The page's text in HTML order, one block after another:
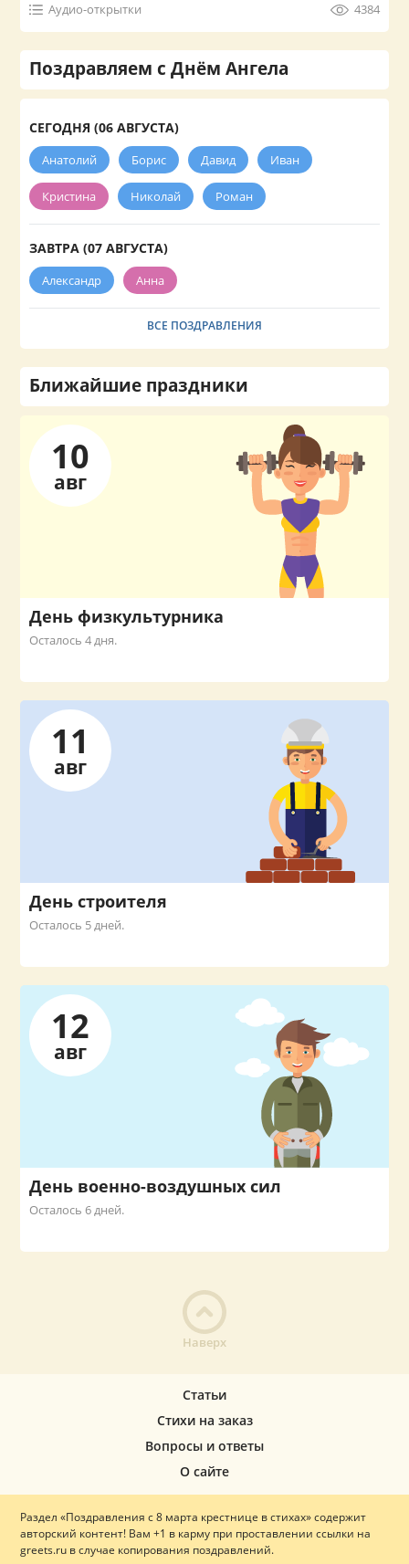
Аудио-открытки 4384
Поздравляем с Днём Ангела
СЕГОДНЯ (06 АВГУСТА)
Анатолий Борис Давид Иван
Кристина Николай Роман
ЗАВТРА (07 АВГУСТА)
Александр Анна
ВСЕ ПОЗДРАВЛЕНИЯ
Ближайшие праздники
10
авг
День физкультурника
Осталось 4 дня.
11
авг
День строителя
Осталось 5 дней.
12
авг
День военно-воздушных сил
Осталось 6 дней.
Наверх
Статьи
Стихи на заказ
Вопросы и ответы
О сайте
Раздел «Поздравления с 8 марта крестнице в стихах» содержит
авторский контент! Вам +1 в карму при проставлении ссылки на
greets.ru в случае копирования поздравлений.